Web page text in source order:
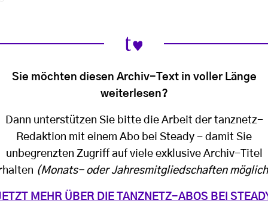
Sie möchten diesen Archiv-Text in voller Länge
weiterlesen?
Dann unterstützen Sie bitte die Arbeit der tanznetz-
Redaktion mit einem Abo bei Steady - damit Sie
unbegrenzten Zugriff auf viele exklusive Archiv-Titel
(Monats- oder Jahresmitgliedschaften
MEHR ÜBER DIE TANZNETZ-ABOS BEI